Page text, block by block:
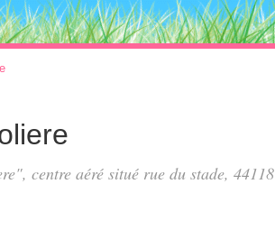
centre aéré situé rue du stade, 44118